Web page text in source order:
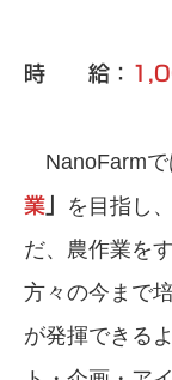
時 給：
NanoFarmで
業
を目指し
だ、農作業を
方々の今まで
が発揮できる